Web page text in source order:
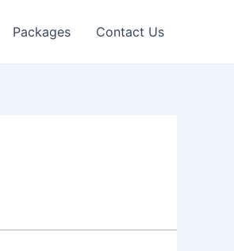
Packages Contact Us